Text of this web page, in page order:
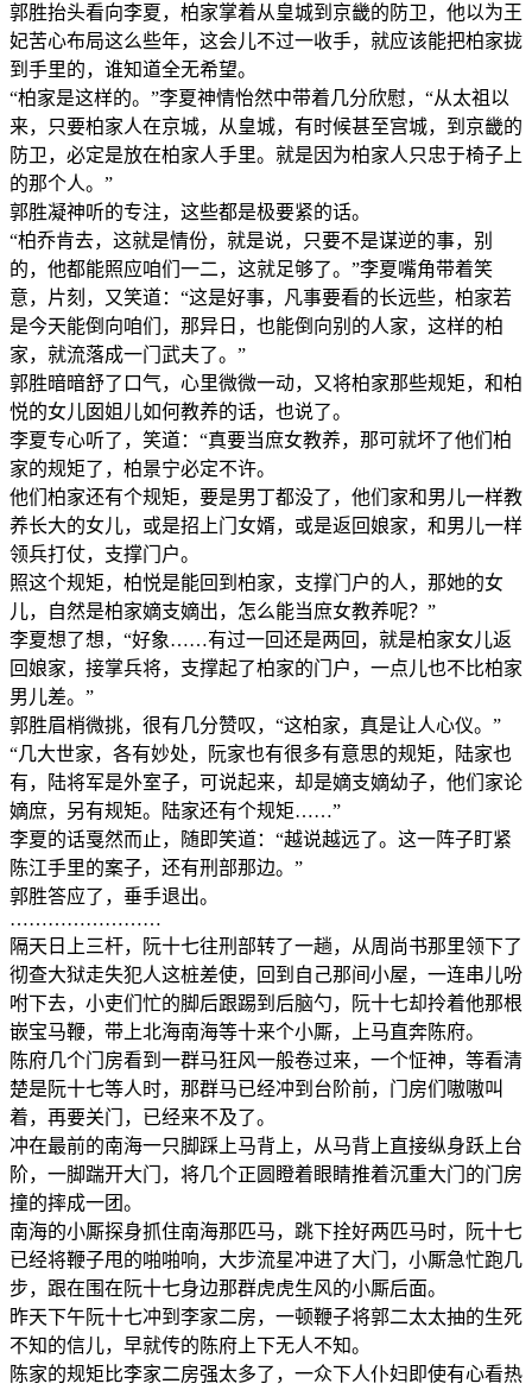
郭胜抬头看向李夏，柏家掌着从皇城到京畿的防卫，他以为王
妃苦心布局这么些年，这会儿不过一收手，就应该能把柏家拢
到手里的，谁知道全无希望。
“柏家是这样的。”李夏神情怡然中带着几分欣慰，“从太祖以
来，只要柏家人在京城，从皇城，有时候甚至宫城，到京畿的
防卫，必定是放在柏家人手里。就是因为柏家人只忠于椅子上
的那个人。”
郭胜凝神听的专注，这些都是极要紧的话。
“柏乔肯去，这就是情份，就是说，只要不是谋逆的事，别
的，他都能照应咱们一二，这就足够了。”李夏嘴角带着笑
意，片刻，又笑道：“这是好事，凡事要看的长远些，柏家若
是今天能倒向咱们，那异日，也能倒向别的人家，这样的柏
家，就流落成一门武夫了。”
郭胜暗暗舒了口气，心里微微一动，又将柏家那些规矩，和柏
悦的女儿囡姐儿如何教养的话，也说了。
李夏专心听了，笑道：“真要当庶女教养，那可就坏了他们柏
家的规矩了，柏景宁必定不许。
他们柏家还有个规矩，要是男丁都没了，他们家和男儿一样教
养长大的女儿，或是招上门女婿，或是返回娘家，和男儿一样
领兵打仗，支撑门户。
照这个规矩，柏悦是能回到柏家，支撑门户的人，那她的女
儿，自然是柏家嫡支嫡出，怎么能当庶女教养呢？”
李夏想了想，“好象……有过一回还是两回，就是柏家女儿返
回娘家，接掌兵将，支撑起了柏家的门户，一点儿也不比柏家
男儿差。”
郭胜眉梢微挑，很有几分赞叹，“这柏家，真是让人心仪。”
“几大世家，各有妙处，阮家也有很多有意思的规矩，陆家也
有，陆将军是外室子，可说起来，却是嫡支嫡幼子，他们家论
嫡庶，另有规矩。陆家还有个规矩……”
李夏的话戛然而止，随即笑道：“越说越远了。这一阵子盯紧
陈江手里的案子，还有刑部那边。”
郭胜答应了，垂手退出。
……………………
隔天日上三杆，阮十七往刑部转了一趟，从周尚书那里领下了
彻查大狱走失犯人这桩差使，回到自己那间小屋，一连串儿吩
咐下去，小吏们忙的脚后跟踢到后脑勺，阮十七却拎着他那根
嵌宝马鞭，带上北海南海等十来个小厮，上马直奔陈府。
陈府几个门房看到一群马狂风一般卷过来，一个怔神，等看清
楚是阮十七等人时，那群马已经冲到台阶前，门房们嗷嗷叫
着，再要关门，已经来不及了。
冲在最前的南海一只脚踩上马背上，从马背上直接纵身跃上台
阶，一脚踹开大门，将几个正圆瞪着眼睛推着沉重大门的门房
撞的摔成一团。
南海的小厮探身抓住南海那匹马，跳下拴好两匹马时，阮十七
已经将鞭子甩的啪啪响，大步流星冲进了大门，小厮急忙跑几
步，跟在围在阮十七身边那群虎虎生风的小厮后面。
昨天下午阮十七冲到李家二房，一顿鞭子将郭二太太抽的生死
不知的信儿，早就传的陈府上下无人不知。
陈家的规矩比李家二房强太多了，一众下人仆妇即使有心看热